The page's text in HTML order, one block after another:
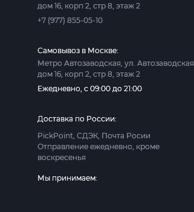
дом 16, корп 2, стр 8, этаж 2
+7 (977) 855-05-10
Самовывоз в Москве:
Метро Автозаводская, ул. Автозаводская
дом 16, корп 2, стр 8, этаж 2
Ежедневно, с 09:00 до 21:00
Доставка по России:
PickPoint, СДЭК, Почта Росии
Отправление ежедневно, кроме
воскресенья
Мы принимаем: